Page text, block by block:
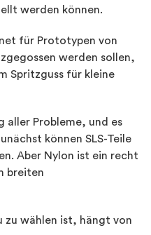
werden können.
für Prototypen von
werden sollen,
Spritzguss für kleine
aller Probleme, und es
können SLS-Teile
Aber Nylon ist ein recht
breiten
zu wählen ist, hängt von